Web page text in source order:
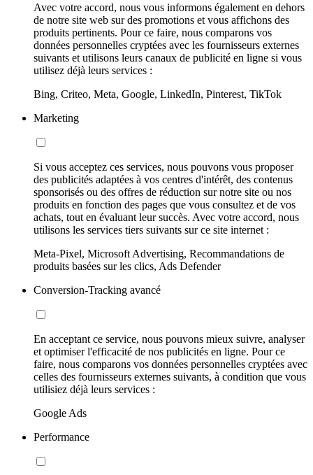
Avec votre accord, nous vous informons également en dehors
de notre site web sur des promotions et vous affichons des
produits pertinents. Pour ce faire, nous comparons vos
données personnelles cryptées avec les fournisseurs externes
suivants et utilisons leurs canaux de publicité en ligne si vous
utilisez déjà leurs services :
Bing, Criteo, Meta, Google, LinkedIn, Pinterest, TikTok
Marketing
Si vous acceptez ces services, nous pouvons vous proposer
des publicités adaptées à vos centres d'intérêt, des contenus
sponsorisés ou des offres de réduction sur notre site ou nos
produits en fonction des pages que vous consultez et de vos
achats, tout en évaluant leur succès. Avec votre accord, nous
utilisons les services tiers suivants sur ce site internet :
Meta-Pixel, Microsoft Advertising, Recommandations de
produits basées sur les clics, Ads Defender
Conversion-Tracking avancé
En acceptant ce service, nous pouvons mieux suivre, analyser
et optimiser l'efficacité de nos publicités en ligne. Pour ce
faire, nous comparons vos données personnelles cryptées avec
celles des fournisseurs externes suivants, à condition que vous
utilisiez déjà leurs services :
Google Ads
Performance